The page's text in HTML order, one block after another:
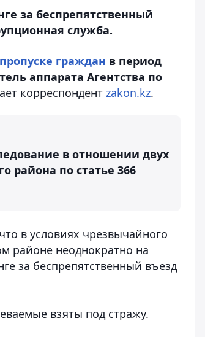
за беспрепятственный
служба.
граждан в период
аппарата Агентства по
корреспондент zakon.kz.
в отношении двух
района по статье 366
в условиях чрезвычайного
районе неоднократно на
за беспрепятственный въезд
взяты под стражу.